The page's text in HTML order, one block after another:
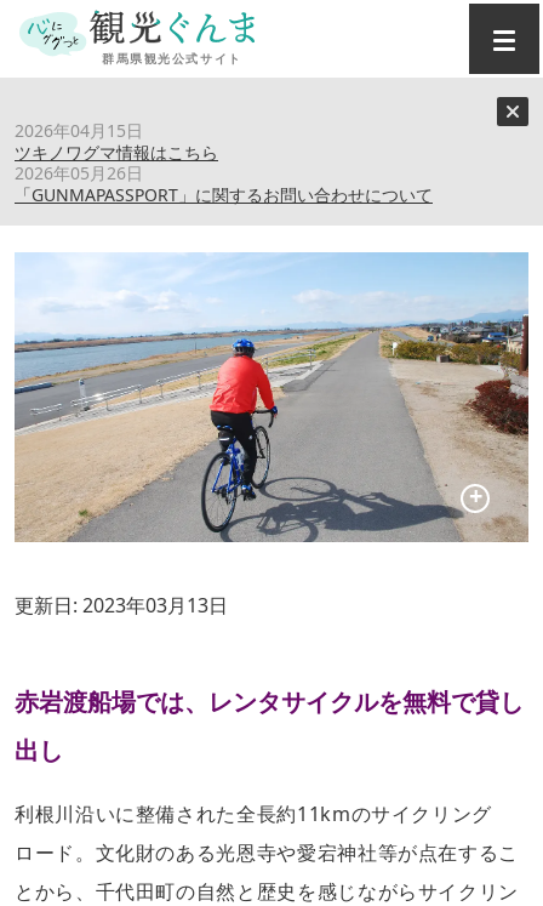
2026年04月15日
ツキノワグマ情報はこちら
2026年05月26日
「GUNMAPASSPORT」に関するお問い合わせについて
千代田町サイクリングロード
更新日: 2023年03月13日
赤岩渡船場では、レンタサイクルを無料で貸し
出し
利根川沿いに整備された全長約11kmのサイクリング
ロード。文化財のある光恩寺や愛宕神社等が点在するこ
とから、千代田町の自然と歴史を感じながらサイクリン